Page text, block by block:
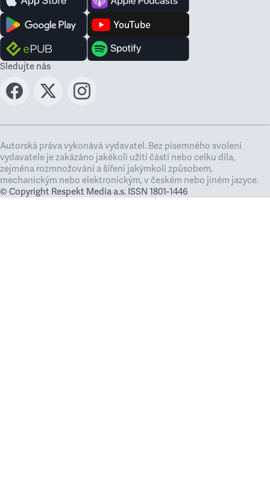
Sledujte nás
Autorská práva vykonává vydavatel. Bez písemného svolení
vydavatele je zakázáno jakékoli užití částí nebo celku díla,
zejména rozmnožování a šíření jakýmkoli způsobem,
mechanickým nebo elektronickým, v českém nebo jiném jazyce.
© Copyright Respekt Media a.s. ISSN 1801-1446